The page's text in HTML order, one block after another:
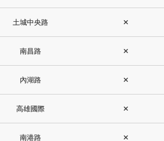
土城中央路 ✕
南昌路 ✕
內湖路 ✕
高雄國際 ✕
南港路 ✕